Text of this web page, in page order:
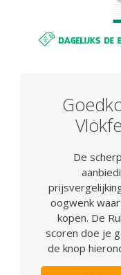
De
oogwenk
kopen. De
scoren doe je
de knop